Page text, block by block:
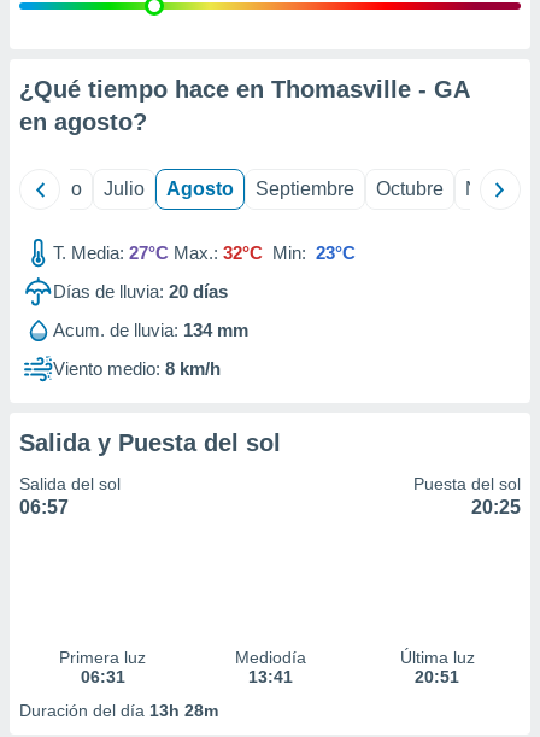
e
mediante
publicidad
de
1199
¿Qué tiempo hace en Thomasville - GA
en agosto?
Junio Julio Agosto Septiembre Octubre
T. Media: 27°C Max.: 32°C Min: 23°C
Días de lluvia: 20 días
Acum. de lluvia: 134 mm
Viento medio: 8 km/h
Salida y Puesta del sol
Salida del sol
06:57
Puesta del sol
20:25
Primera luz
06:31
Mediodía
13:41
Última luz
20:51
Duración del día 13h 28m